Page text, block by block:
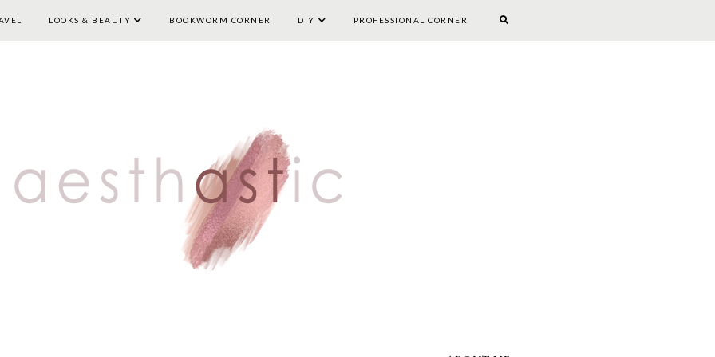
HOME LIFESTYLE TRAVEL LOOKS & BEAUTY BOOKWORM CORNER DIY
LOOKS & BEAUTY BOOKWORM CORNER DIY PROFESSIONAL CORNER